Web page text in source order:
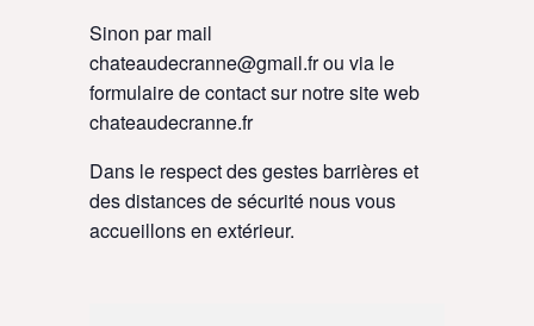
Sinon par mail
chateaudecranne@gmail.frou via le
formulaire de contact sur notre site web
chateaudecranne.fr
Dans le respect des gestes barrières et
des distances de sécurité nous vous
accueillons en extérieur.